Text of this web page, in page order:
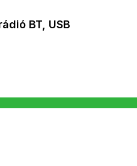
BT, USB